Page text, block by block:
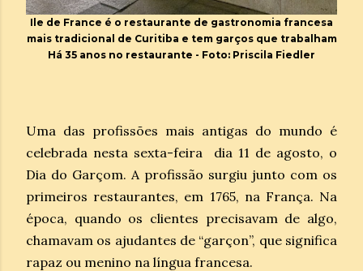
Ile de France é o restaurante de gastronomia francesa
mais tradicional de Curitiba e tem garços que trabalham
Há 35 anos no restaurante - Foto: Priscila Fiedler
Uma das profissões mais antigas do mundo é
celebrada nesta sexta-feira dia 11 de agosto, o
Dia do Garçom. A profissão surgiu junto com os
primeiros restaurantes, em 1765, na França. Na
época, quando os clientes precisavam de algo,
chamavam os ajudantes de “garçon”, que significa
rapaz ou menino na língua francesa.